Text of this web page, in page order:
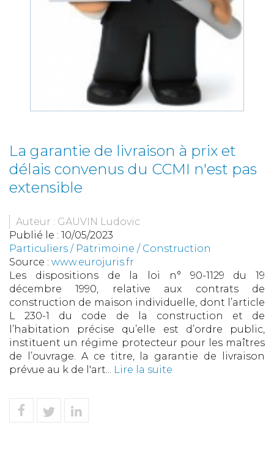
La garantie de livraison à prix et
délais convenus du CCMI n'est pas
extensible
Auteur : GAUVIN Ludovic
Publié le : 10/05/2023
Particuliers / Patrimoine / Construction
Source : www.eurojuris.fr
Les dispositions de la loi n° 90-1129 du 19
décembre 1990, relative aux contrats de
construction de maison individuelle, dont l’article
L 230-1 du code de la construction et de
l’habitation précise qu’elle est d’ordre public,
instituent un régime protecteur pour les maîtres
de l’ouvrage. A ce titre, la garantie de livraison
prévue au k de l'art... Lire la suite